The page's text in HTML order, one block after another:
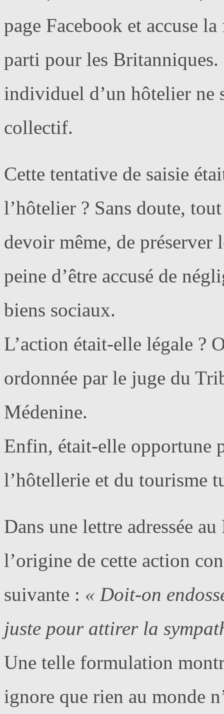
page Facebook et accuse
parti pour les Britanniques.
individuel d’un hôtelier ne
collectif.
Cette tentative de saisie
l’hôtelier ? Sans doute,
devoir même, de préserver
peine d’être accusé de
biens sociaux.
L’action était-elle légale ?
ordonnée par le juge du
Médenine.
Enfin, était-elle opportune
l’hôtellerie et du tourisme
Dans une lettre adressée
l’origine de cette action
suivante : « Doit-on
juste pour attirer la
Une telle formulation
ignore que rien au monde